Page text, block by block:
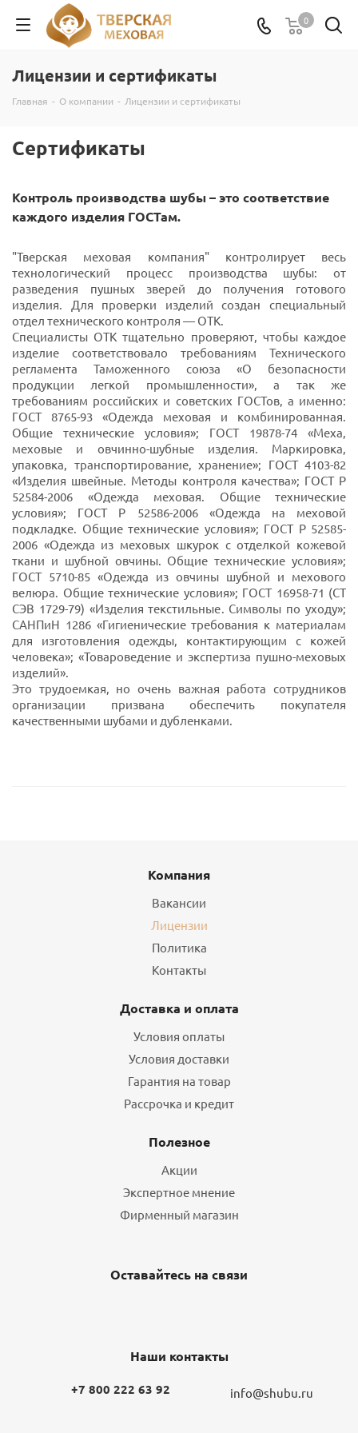
0
Лицензии и сертификаты
Главная - О компании - Лицензии и сертификаты
Сертификаты
Контроль производства шубы – это соответствие
каждого изделия ГОСТам.
"Тверская меховая компания" контролирует весь
технологический процесс производства шубы: от
разведения пушных зверей до получения готового
изделия. Для проверки изделий создан специальный
отдел технического контроля — ОТК.
Специалисты ОТК тщательно проверяют, чтобы каждое
изделие соответствовало требованиям Технического
регламента Таможенного союза «О безопасности
продукции легкой промышленности», а так же
требованиям российских и советских ГОСТов, а именно:
ГОСТ 8765-93 «Одежда меховая и комбинированная.
Общие технические условия»; ГОСТ 19878-74 «Меха,
меховые и овчинно-шубные изделия. Маркировка,
упаковка, транспортирование, хранение»; ГОСТ 4103-82
«Изделия швейные. Методы контроля качества»; ГОСТ Р
52584-2006 «Одежда меховая. Общие технические
условия»; ГОСТ Р 52586-2006 «Одежда на меховой
подкладке. Общие технические условия»; ГОСТ Р 52585-
2006 «Одежда из меховых шкурок с отделкой кожевой
ткани и шубной овчины. Общие технические условия»;
ГОСТ 5710-85 «Одежда из овчины шубной и мехового
велюра. Общие технические условия»; ГОСТ 16958-71 (СТ
СЭВ 1729-79) «Изделия текстильные. Символы по уходу»;
САНПиН 1286 «Гигиенические требования к материалам
для изготовления одежды, контактирующим с кожей
человека»; «Товароведение и экспертиза пушно-меховых
изделий».
Это трудоемкая, но очень важная работа сотрудников
организации призвана обеспечить покупателя
качественными шубами и дубленками.
Компания
Вакансии
Лицензии
Политика
Контакты
Доставка и оплата
Условия оплаты
Условия доставки
Гарантия на товар
Рассрочка и кредит
Полезное
Акции
Экспертное мнение
Фирменный магазин
Оставайтесь на связи
Наши контакты
+7 800 222 63 92 info@shubu.ru